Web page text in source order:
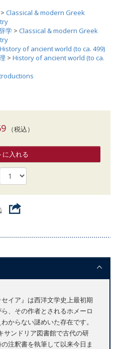
> Classical & modern Greek
学 > Classical & modern Greek
History of ancient world (to ca. 499)
> History of ancient world (to ca.
（税込）
に入れる
イア』は西洋文学史上最初期
、その作者とされるホメーロ
からない謎めいた存在です。
サンドリア図書館で古代の研
注釈書を執筆して以来今日ま